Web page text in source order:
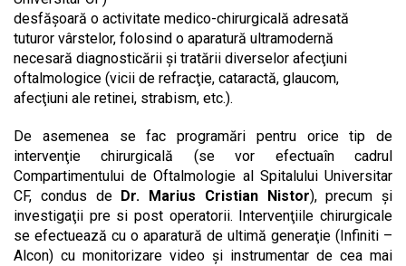
desfăşoară o activitate medico-chirurgicală adresată
tuturor vârstelor, folosind o aparatură ultramodernă
necesară diagnosticării şi tratării diverselor afecţiuni
oftalmologice (vicii de refracţie, cataractă, glaucom,
afecţiuni ale retinei, strabism, etc.).
De asemenea se fac programări pentru orice tip de
intervenţie chirurgicală (se vor efectuaîn cadrul
Compartimentului de Oftalmologie al Spitalului Universitar
CF, condus de
Dr. Marius Cristian Nistor), precum şi
investigaţii pre si post operatorii. Intervenţiile chirurgicale
se efectuează cu o aparatură de ultimă generaţie (Infiniti –
Alcon) cu monitorizare video şi instrumentar de cea mai